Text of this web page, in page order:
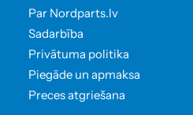
Par Nordparts.lv
Sadarbība
Privātuma politika
Piegāde un apmaksa
Preces atgriešana